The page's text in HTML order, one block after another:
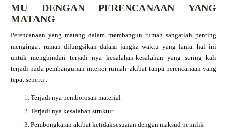
MU DENGAN PERENCANAAN YANG
MATANG
Perencanaan yang matang dalam membangun rumah sangatlah penting
mengingat rumah difungsikan dalam jangka waktu yang lama. hal ini
untuk menghindari terjadi nya kesalahan-kesalahan yang sering kali
terjadi pada pembangunan interior rumah akibat tanpa perencanaan yang
tepat seperti :
Terjadi nya pemborosan material
Terjadi nya kesalahan struktur
Pembongkaran akibat ketidaksesuaian dengan maksud pemilik